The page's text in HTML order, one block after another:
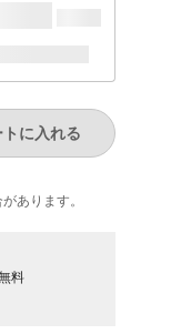
トに入れる
あります。
料